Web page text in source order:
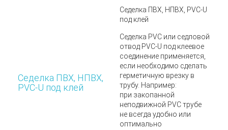
Седелка ПВХ, НПВХ,
PVC-U под клей
Седелка ПВХ, НПВХ, PVC-U
под клей
Седелка PVC или седловой
отвод PVC-U под клеевое
соединение применяется,
если необходимо сделать
герметичную врезку в
трубу. Например:
при закопанной
неподвижной PVC трубе
не всегда удобно или
оптимально